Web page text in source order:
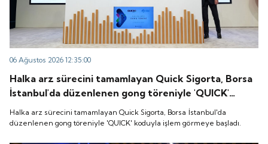
06 Ağustos 2026 12:35:00
Halka arz sürecini tamamlayan Quick Sigorta, Borsa
İstanbul'da düzenlenen gong töreniyle 'QUICK'
koduyla işlem görmeye başladı.
Halka arz sürecini tamamlayan Quick Sigorta, Borsa İstanbul'da
düzenlenen gong töreniyle 'QUICK' koduyla işlem görmeye başladı.